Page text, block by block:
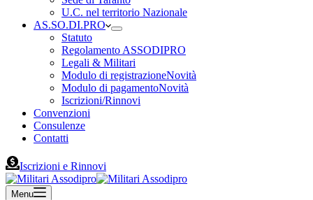
U.C. nel territorio Nazionale
AS.SO.DI.PRO
Statuto
Regolamento ASSODIPRO
Legali & Militari
Modulo di registrazioneNovità
Modulo di pagamentoNovità
Iscrizioni/Rinnovi
Convenzioni
Consulenze
Contatti
Iscrizioni e Rinnovi
Menu